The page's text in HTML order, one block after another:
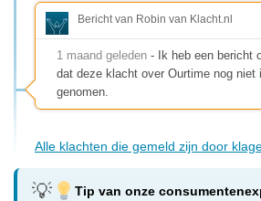
Bericht van Robin van Klacht.nl
1 maand geleden - Ik heb een bericht
dat deze klacht over Ourtime nog niet
genomen.
Alle klachten die gemeld zijn door
Tip van onze